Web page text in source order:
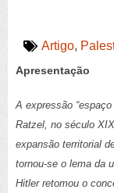
Artigo,
Apresentação
A expressão
Ratzel, no século
expansão territorial
tornou-se o lema da
Hitler retomou o